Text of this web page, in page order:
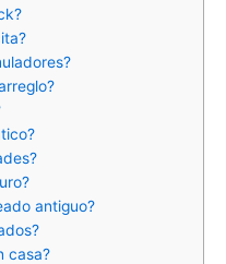
antiguo?
casa?